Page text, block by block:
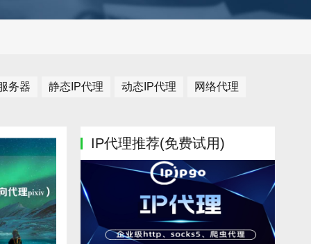
务器 静态IP代理 动态IP代理 网络代理
IP代理推荐(免费试用)